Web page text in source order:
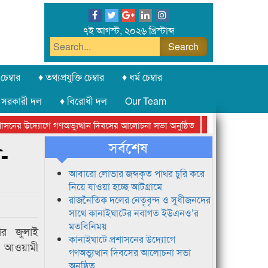
৭ই আগস্ট, ২০২৬ খ্রিস্টাব্দ
♦ তথ্যপ্রযুক্তি চেম্বার
♦ ধর্ম চেম্বার
দল ♦ বিরোধী দল
Our Team
উদ্যোগে গণঅভ্যুত্থান দিবসের আলোচনা সভা অনুষ্ঠিত
সিলেট অনলাইন
জুলাই
আওয়ামী
সর্বশেষ
আবারো লোভার জব্দকৃত পাথর চুরি করে
নিয়ে যাওয়া হচ্ছে আটগ্রামে
রাজনৈতিক দলের নেতৃবৃন্দ ও সুধীজনদের
সাথে কানাইঘাটের নবাগত ইউএনও’র
মতবিনিময়
কানাইঘাটে প্রশাসনের উদ্যোগে
গণঅভ্যুত্থান দিবসের আলোচনা সভা